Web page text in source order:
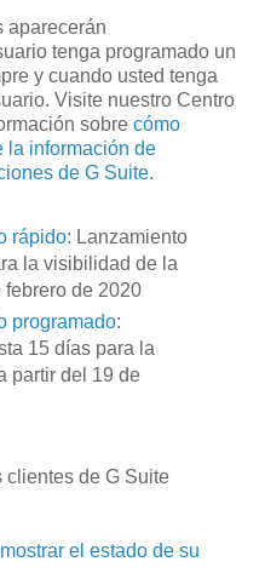
aparecerán
tenga programado un
y cuando usted tenga
Visite nuestro Centro
sobre cómo
la información de
de G Suite.
rápido: Lanzamiento
la visibilidad de la
de 2020
programado:
15 días para la
partir del 19 de
clientes de G Suite
el estado de su